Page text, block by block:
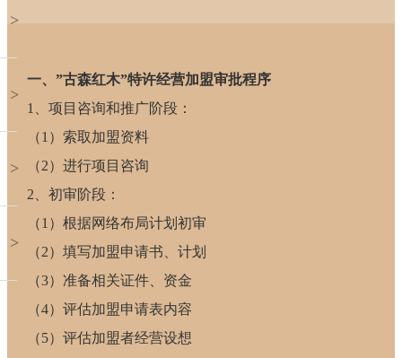
一、”古森红木”特许经营加盟审批程序
1、项目咨询和推广阶段：
（1）索取加盟资料
（2）进行项目咨询
2、初审阶段：
（1）根据网络布局计划初审
（2）填写加盟申请书、计划
（3）准备相关证件、资金
（4）评估加盟申请表内容
（5）评估加盟者经营设想
>
>
>
>